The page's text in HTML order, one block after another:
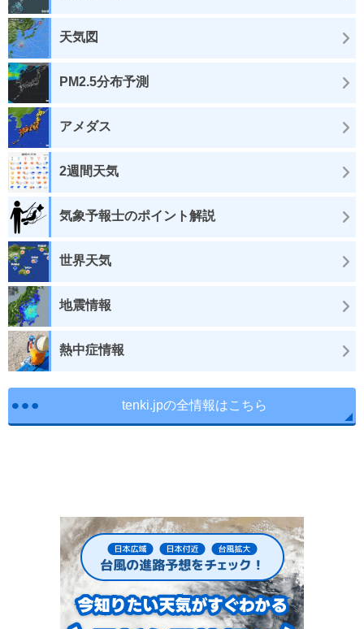
天気図
PM2.5分布予測
アメダス
2週間天気
気象予報士のポイント解説
世界天気
地震情報
熱中症情報
tenki.jpの全情報はこちら